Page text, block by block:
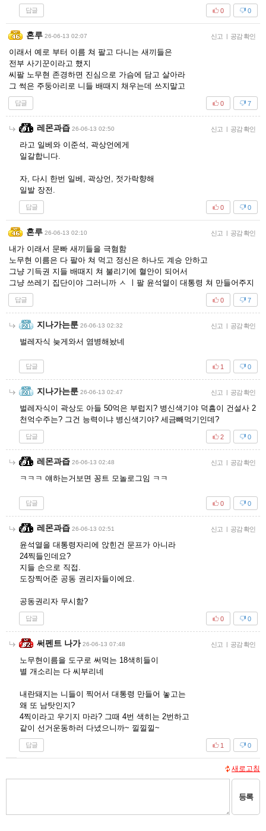
답글 0
0
혼루 26-06-13 02:07 신고 공감 확인
이래서 예로 부터 이름 쳐 팔고 다니는 새끼들은
전부 사기꾼이라고 했지
씨팔 노무현 존경하면 진심으로 가슴에 담고 살아라
그 썩은 주둥아리로 니들 배때지 채우는데 쓰지말고
답글 7
0
레몬과즙 26-06-13 02:50 신고 공감 확인
라고 일베와 이준석, 곽상언에게
일갈합니다.
자, 다시 한번 일베, 곽상언, 젓가락향해
일발 장전.
답글 0
0
혼루 26-06-13 02:10 신고 공감 확인
내가 이래서 문빠 새끼들을 극혐함
노무현 이름은 다 팔아 쳐 먹고 정신은 하나도 계승 안하고
그냥 기득권 지들 배때지 쳐 불리기에 혈안이 되어서
그냥 쓰레기 집단이야 그러니까 ㅅ ㅣ팔 윤석열이 대통령 쳐 만들어주지
답글 7
0
지나가는룬 26-06-13 02:32 신고 공감 확인
벌레자식 늦게와서 염병해놨네
답글 0
1
지나가는룬 26-06-13 02:47 신고 공감 확인
벌레자식이 곽상도 아들 50억은 부럽지? 병신색기야 덕흠이 건설사 2
천억수주는? 그건 능력이냐 병신색기야? 세금빼먹기인데?
답글 0
2
레몬과즙 26-06-13 02:48 신고 공감 확인
ㅋㅋㅋ 얘하는거보면 꽁트 모놀로그임 ㅋㅋ
답글 0
0
레몬과즙 26-06-13 02:51 신고 공감 확인
윤석열을 대통령자리에 앉힌건 문프가 아니라
24찍들인데요?
지들 손으로 직접.
도장찍어준 공동 권리자들이에요.
공동권리자 무시함?
답글 0
0
써펜트 나가 26-06-13 07:48 신고 공감 확인
노무현이름을 도구로 써먹는 18색히들이
별 개소리는 다 씨부리네
내란돼지는 니들이 찍어서 대통령 만들어 놓고는
왜 또 남탓인지?
4찍이라고 우기지 마라? 그때 4번 색히는 2번하고
같이 선거운동하러 다녔으니까~ 낄낄낄~
답글 0
1
새로고침
등록